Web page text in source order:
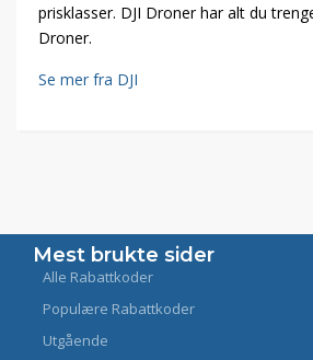
prisklasser. DJI Droner har alt du
Droner.
Se mer fra DJI
Mest brukte sider
Alle Rabattkoder
Populære Rabattkoder
Utgående